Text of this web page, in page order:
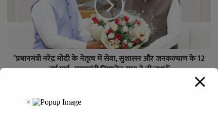
’प्रधानमंत्री नरेंद्र मोदी के नेतृत्व में सेवा, सुशासन और जनकल्याण के 12
वर्ष पूर्ण : मुख्यमंत्री विष्णुदेव साय ने दी बधाई’
Leave a Reply